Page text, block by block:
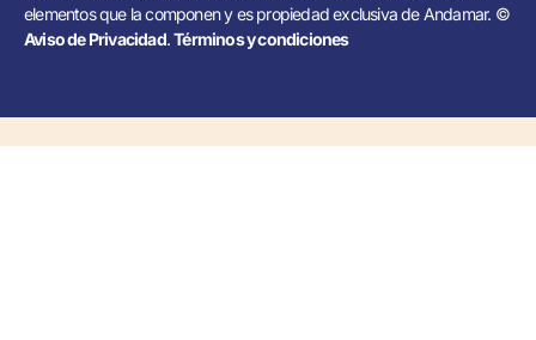
elementos que la componen y es propiedad exclusiva de Andamar. ©
Aviso de Privacidad.Términos y condiciones